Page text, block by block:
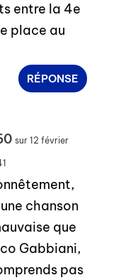
entre la 4e
place au
RÉPONSE
sur 12 février
chanson
que
Gabbiani,
pas